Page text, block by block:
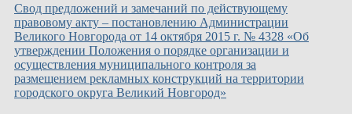
Свод предложений и замечаний по действующему
правовому акту – постановлению Администрации
Великого Новгорода от 14 октября 2015 г. № 4328 «Об
утверждении Положения о порядке организации и
осуществления муниципального контроля за
размещением рекламных конструкций на территории
городского округа Великий Новгород»